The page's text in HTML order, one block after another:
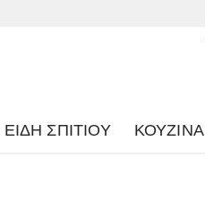
ΕΊΔΗ ΣΠΙΤΙΟΎ ΚΟΥΖΊΝΑ